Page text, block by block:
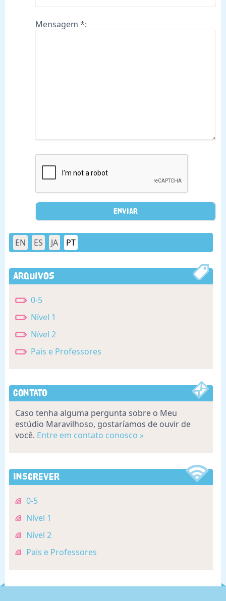
Mensagem *:
EN ES JA PT
Arquivos
0-5
Nível 1
Nível 2
Pais e Professores
Contato
Caso tenha alguma pergunta sobre o Meu
estúdio Maravilhoso, gostaríamos de ouvir de
você. Entre em contato conosco »
Inscrever
0-5
Nível 1
Nível 2
Pais e Professores